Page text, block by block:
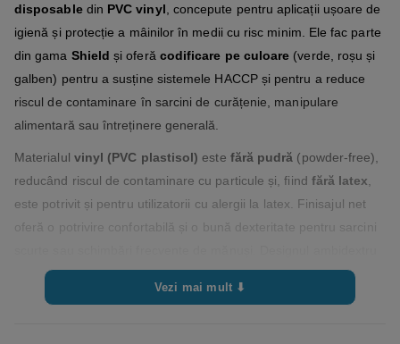
disposabledin PVC vinyl , concepute pentru aplicații ușoare de
igienă și protecție a mâinilor în medii cu risc minim. Ele fac parte
din gama Shield și oferă codificare pe culoare (verde, roșu și
galben) pentru a susține sistemele HACCP și pentru a reduce
riscul de contaminare în sarcini de curățenie, manipulare
alimentară sau întreținere generală.
Materialul vinyl (PVC plastisol) este fără pudră (powder‑free),
reducând riscul de contaminare cu particule și, fiind fără latex
este potrivit și pentru utilizatorii cu alergii la latex. Finisajul net
oferă o potrivire confortabilă și o bună dexteritate pentru sarcini
permite punerea rapidă pe oricare mână.
Mănușile GD17 sunt potrivite pentru utilizare în: igiena
Vezi mai mult ⬇